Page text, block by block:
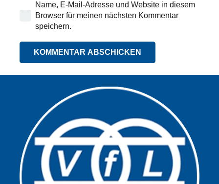
Name, E-Mail-Adresse und Website in diesem
Browser für meinen nächsten Kommentar
speichern.
KOMMENTAR ABSCHICKEN